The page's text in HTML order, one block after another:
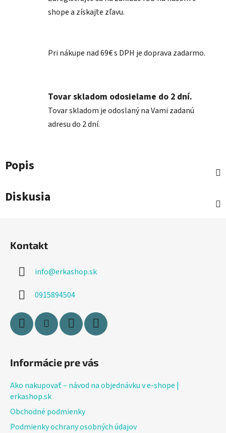
shope a získajte zľavu.
Pri nákupe nad 69€ s DPH je doprava zadarmo.
Tovar skladom odosielame do 2 dní.
Tovar skladom je odoslaný na Vami zadanú
adresu do 2 dní.
Popis
Diskusia
Kontakt
info@erkashop.sk
0915894504
Informácie pre vás
Ako nakupovať – návod na objednávku v e-shope |
erkashop.sk
Obchodné podmienky
Podmienky ochrany osobných údajov